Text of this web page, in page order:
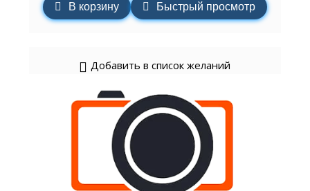
В корзину Быстрый просмотр
Добавить в список желаний